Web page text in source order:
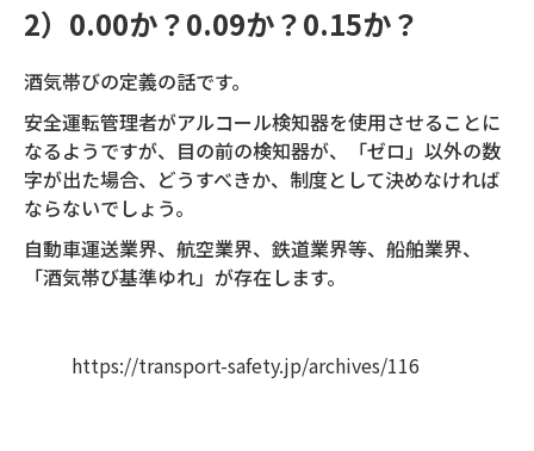
2）0.00か？0.09か？0.15か？
酒気帯びの定義の話です。
安全運転管理者がアルコール検知器を使用させることに
なるようですが、目の前の検知器が、「ゼロ」以外の数
字が出た場合、どうすべきか、制度として決めなければ
ならないでしょう。
自動車運送業界、航空業界、鉄道業界等、船舶業界、
「酒気帯び基準ゆれ」が存在します。
https://transport-safety.jp/archives/116